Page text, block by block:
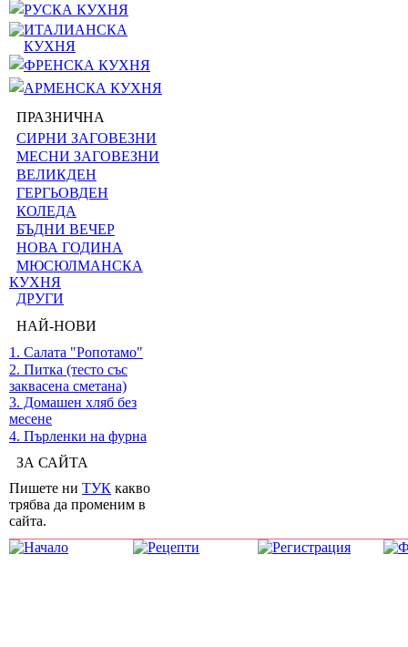
РУСКА КУХНЯ
ИТАЛИАНСКА
КУХНЯ
ФРЕНСКА КУХНЯ
АРМЕНСКА КУХНЯ
ПРАЗНИЧНА
СИРНИ ЗАГОВЕЗНИ
МЕСНИ ЗАГОВЕЗНИ
ВЕЛИКДЕН
ГЕРГЬОВДЕН
КОЛЕДА
БЪДНИ ВЕЧЕР
НОВА ГОДИНА
МЮСЮЛМАНСКА
КУХНЯ
ДРУГИ
НАЙ-НОВИ
1. Салата "Ропотамо"
2. Питка (тесто със
заквасена сметана)
3. Домашен хляб без
месене
4. Пърленки на фурна
ЗА САЙТА
Пишете ни ТУК какво
трябва да променим в
сайта.